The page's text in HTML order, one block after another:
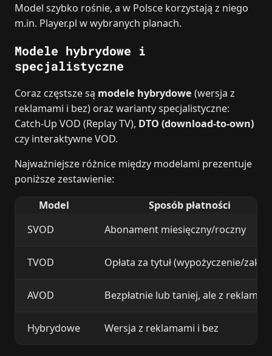
Model szybko rośnie, a w Polsce korzystają z niego
m.in. Player.pl w wybranych planach.
Modele hybrydowe i
specjalistyczne
Coraz częstsze są modele hybrydowe (wersja z
reklamami i bez) oraz warianty specjalistyczne:
Catch-Up VOD (Replay TV), DTO (download-to-own)
czy interaktywne VOD.
Najważniejsze różnice między modelami prezentuje
poniższe zestawienie:
Model
Sposób płatności
SVOD
Abonament miesięczny/roczny
TVOD Opłata za tytuł (wypożyczenie/
AVOD Bezpłatnie lub taniej, ale z
Hybrydowe Wersja z reklamami i bez